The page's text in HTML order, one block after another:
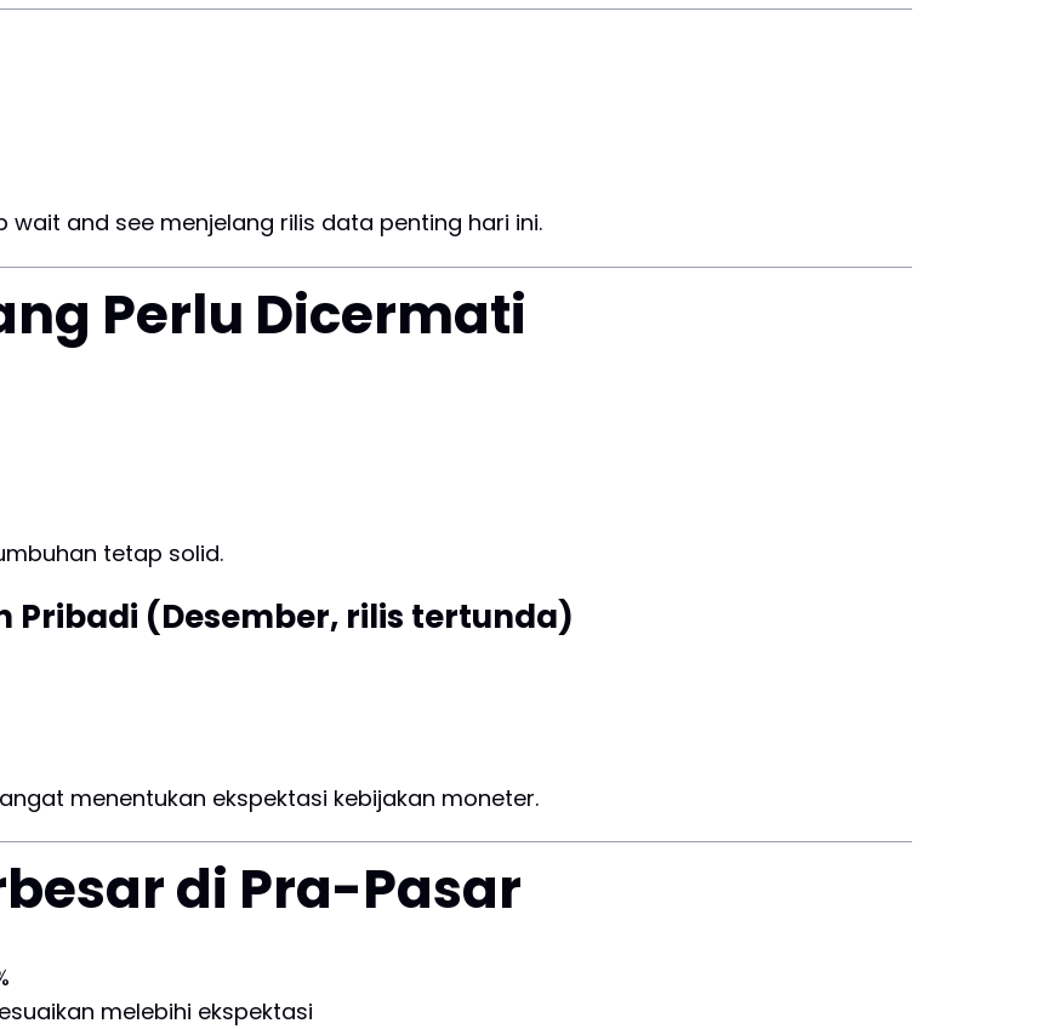
and see menjelang rilis data penting hari ini.
Perlu Dicermati
tetap solid.
Pribadi (Desember, rilis tertunda)
menentukan ekspektasi kebijakan moneter.
di Pra-Pasar
melebihi ekspektasi